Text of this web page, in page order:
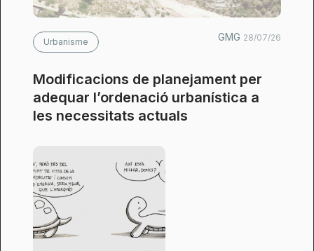
Urbanisme GMG 28/07/26
Modificacions de planejament per
adequar l’ordenació urbanística a
les necessitats actuals